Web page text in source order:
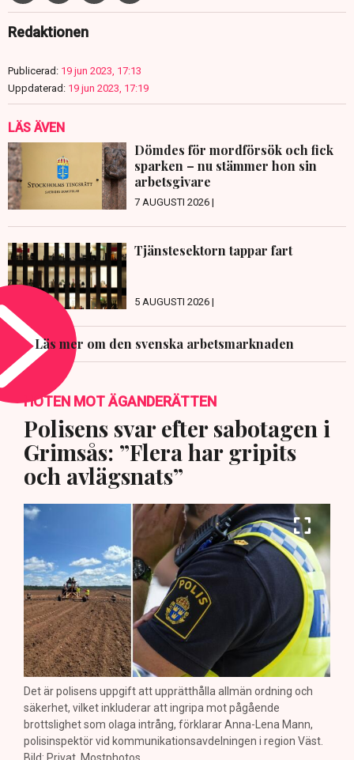
Redaktionen
Publicerad: 19 jun 2023, 17:13
Uppdaterad: 19 jun 2023, 17:19
LÄS ÄVEN
Dömdes för mordförsök och fick
sparken – nu stämmer hon sin
arbetsgivare
7 AUGUSTI 2026 |
Tjänstesektorn tappar fart
5 AUGUSTI 2026 |
Läs mer om den svenska arbetsmarknaden
HOTEN MOT ÄGANDERÄTTEN
Polisens svar efter sabotagen i
Grimsås: ”Flera har gripits
och avlägsnats”
Det är polisens uppgift att upprätthålla allmän ordning och
säkerhet, vilket inkluderar att ingripa mot pågående
brottslighet som olaga intrång, förklarar Anna-Lena Mann,
polisinspektör vid kommunikationsavdelningen i region Väst.
Bild: Privat, Mostphotos